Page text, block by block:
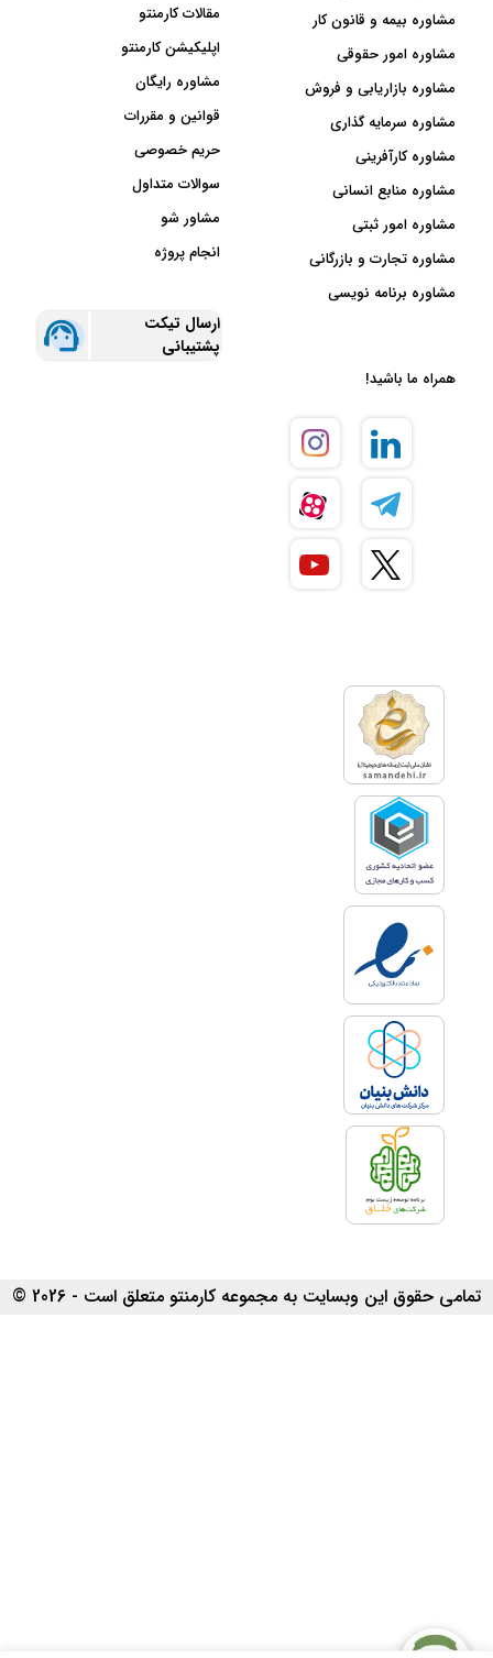
مشاوره بیمه و قانون کار
مشاوره امور حقوقی
مشاوره بازاریابی و فروش
مشاوره سرمایه گذاری
مشاوره کارآفرینی
مشاوره منابع انسانی
مشاوره امور ثبتی
مشاوره تجارت و بازرگانی
مشاوره برنامه نویسی
مقالات کارمنتو
اپلیکیشن کارمنتو
مشاوره رایگان
قوانین و مقررات
حریم خصوصی
سوالات متداول
مشاور شو
انجام پروژه
ارسال تیکت
پشتیبانی
همراه ما باشید!
تمامی حقوق این وبسایت به مجموعه کارمنتو متعلق است - 2026 ©